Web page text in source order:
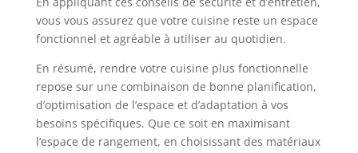
vous vous assurez que votre cuisine reste un espace
fonctionnel et agréable à utiliser au quotidien.
En résumé, rendre votre cuisine plus fonctionnelle
repose sur une combinaison de bonne planification,
d’optimisation de l’espace et d’adaptation à vos
besoins spécifiques. Que ce soit en maximisant
l’espace de rangement, en choisissant des matériaux